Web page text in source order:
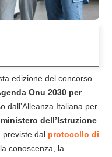
edizione del concorso
Onu 2030 per
dall’Alleanza Italiana per
ministero dell’Istruzione
previste dal protocollo di
conoscenza, la